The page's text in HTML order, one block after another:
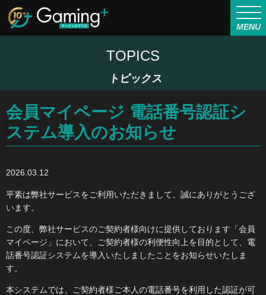
MENU
TOPICS
トピックス
会員マイページ 電話番号認証シ
ステム導入のお知らせ
2026.03.12
平素は弊社サービスをご利用いただきまして、誠にありがとうござ
います。
この度、弊社サービスのご契約者様向けに提供しております「会員
マイページ」において、ご契約者様の利便性向上を目的として、電
話番号認証システムを導入いたしましたことをお知らせいたしま
す。
本システムでは、ご契約者様ご本人の電話番号を利用した認証が可